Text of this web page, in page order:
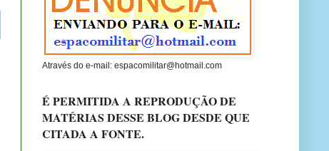
Através do e-mail: espacomilitar@hotmail.com
É PERMITIDA A REPRODUÇÃO DE
MATÉRIAS DESSE BLOG DESDE QUE
CITADA A FONTE.